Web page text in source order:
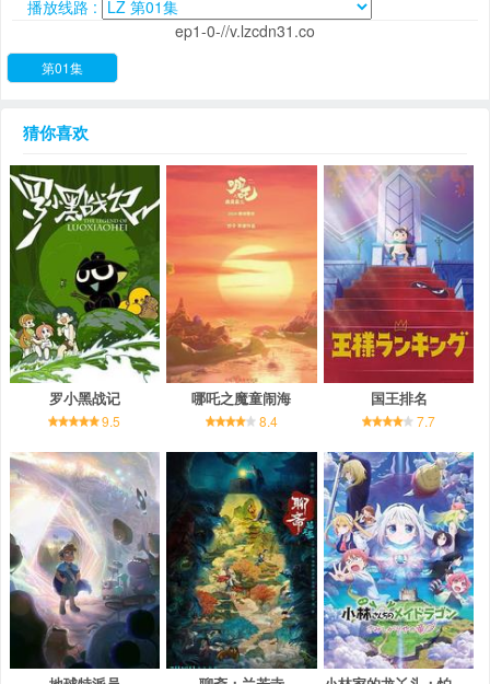
播放线路 :
ep1-0-//v.lzcdn31.co
第01集
猜你喜欢
罗小黑战记
9.5
哪吒之魔童闹海
8.4
国王排名
7.7